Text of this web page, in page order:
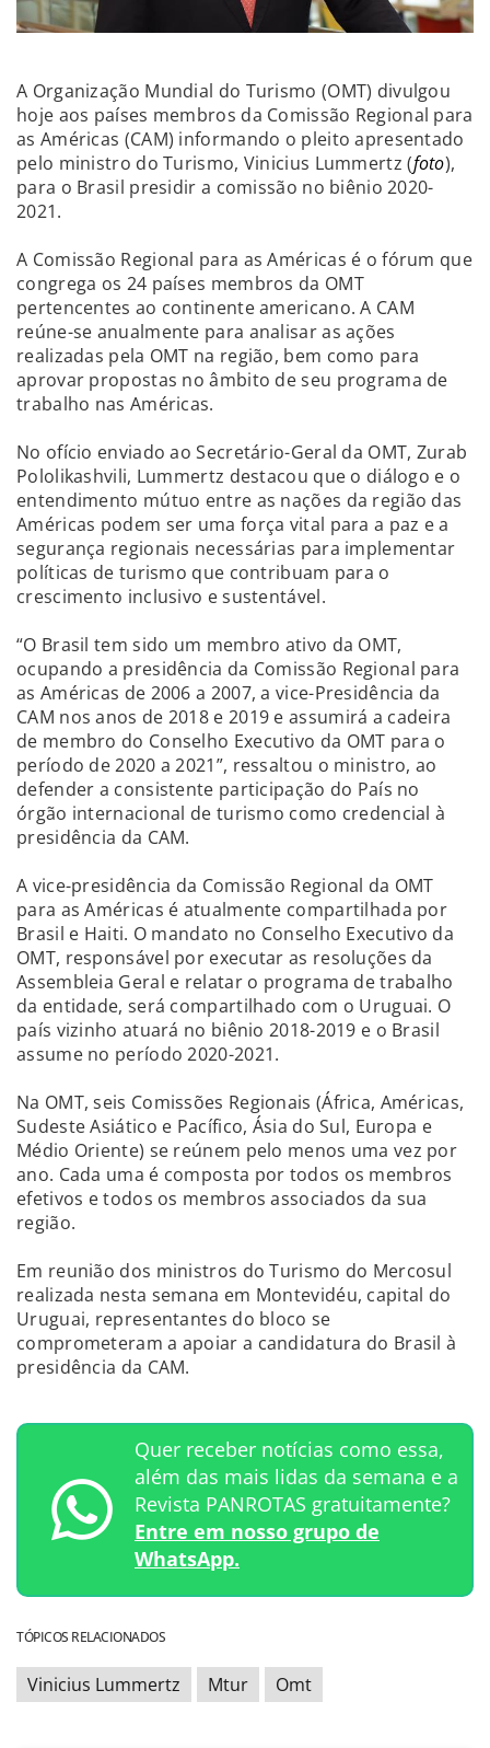
A Organização Mundial do Turismo (OMT) divulgou
hoje aos países membros da Comissão Regional para
as Américas (CAM) informando o pleito apresentado
pelo ministro do Turismo, Vinicius Lummertz (foto),
para o Brasil presidir a comissão no biênio 2020-
2021.
A Comissão Regional para as Américas é o fórum que
congrega os 24 países membros da OMT
pertencentes ao continente americano. A CAM
reúne-se anualmente para analisar as ações
realizadas pela OMT na região, bem como para
aprovar propostas no âmbito de seu programa de
trabalho nas Américas.
No ofício enviado ao Secretário-Geral da OMT, Zurab
Pololikashvili, Lummertz destacou que o diálogo e o
entendimento mútuo entre as nações da região das
Américas podem ser uma força vital para a paz e a
segurança regionais necessárias para implementar
políticas de turismo que contribuam para o
crescimento inclusivo e sustentável.
“O Brasil tem sido um membro ativo da OMT,
ocupando a presidência da Comissão Regional para
as Américas de 2006 a 2007, a vice-Presidência da
CAM nos anos de 2018 e 2019 e assumirá a cadeira
de membro do Conselho Executivo da OMT para o
período de 2020 a 2021”, ressaltou o ministro, ao
defender a consistente participação do País no
órgão internacional de turismo como credencial à
presidência da CAM.
A vice-presidência da Comissão Regional da OMT
para as Américas é atualmente compartilhada por
Brasil e Haiti. O mandato no Conselho Executivo da
OMT, responsável por executar as resoluções da
Assembleia Geral e relatar o programa de trabalho
da entidade, será compartilhado com o Uruguai. O
país vizinho atuará no biênio 2018-2019 e o Brasil
assume no período 2020-2021.
Na OMT, seis Comissões Regionais (África, Américas,
Sudeste Asiático e Pacífico, Ásia do Sul, Europa e
Médio Oriente) se reúnem pelo menos uma vez por
ano. Cada uma é composta por todos os membros
efetivos e todos os membros associados da sua
região.
Em reunião dos ministros do Turismo do Mercosul
realizada nesta semana em Montevidéu, capital do
Uruguai, representantes do bloco se
comprometeram a apoiar a candidatura do Brasil à
presidência da CAM.
Quer receber notícias como essa,
além das mais lidas da semana e a
Revista PANROTAS gratuitamente?
Entre em nosso grupo de
WhatsApp.
TÓPICOS RELACIONADOS
Vinicius Lummertz Mtur Omt